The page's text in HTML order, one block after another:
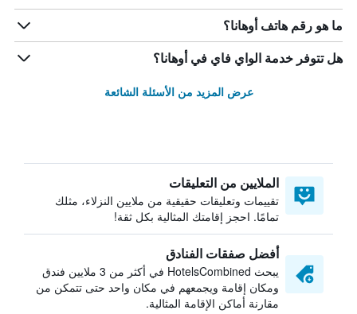
ما هو رقم هاتف أوهانا؟
هل تتوفر خدمة الواي فاي في أوهانا؟
عرض المزيد من الأسئلة الشائعة
الملايين من التعليقات
تقييمات وتعليقات حقيقية من ملايين النزلاء، مثلك
تمامًا. احجز إقامتك المثالية بكل ثقة!
أفضل صفقات الفنادق
يبحث HotelsCombined في أكثر من 3 ملايين فندق
ومكان إقامة ويجمعهم في مكان واحد حتى تتمكن من
مقارنة أماكن الإقامة المثالية.